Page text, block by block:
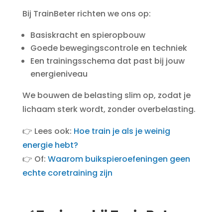
Bij TrainBeter richten we ons op:
Basiskracht en spieropbouw
Goede bewegingscontrole en techniek
Een trainingsschema dat past bij jouw
energieniveau
We bouwen de belasting slim op, zodat je
lichaam sterk wordt, zonder overbelasting.
👉 Lees ook: Hoe train je als je weinig
energie hebt?
👉 Of: Waarom buikspieroefeningen geen
echte coretraining zijn